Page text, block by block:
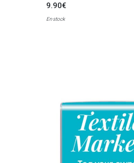
9.90€
En stock